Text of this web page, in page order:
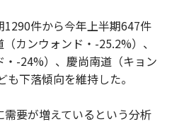
件から今年上半期647件
カンウォンド・-25.2%）、
-24%）、慶尚南道（キョン
下落傾向を維持した。
要が増えているという分析